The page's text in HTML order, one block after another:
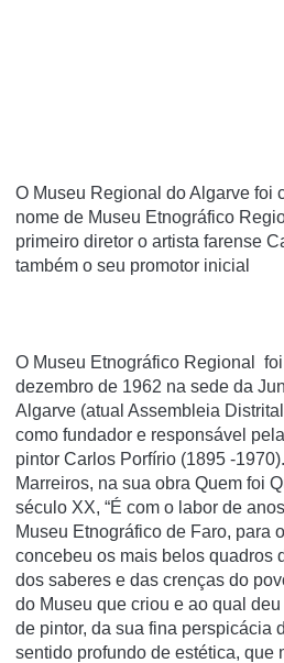
O Museu Regional do Algarve foi
nome de Museu Etnográfico
primeiro diretor o artista farense
também o seu promotor inicial
O Museu Etnográfico Regional
dezembro de 1962 na sede da
Algarve (atual Assembleia
como fundador e responsável
pintor Carlos Porfírio (1895 -
Marreiros, na sua obra Quem foi
século XX, “É com o labor de
Museu Etnográfico de Faro, para
concebeu os mais belos quadros
dos saberes e das crenças do
do Museu que criou e ao qual
de pintor, da sua fina perspicácia
sentido profundo de estética, que